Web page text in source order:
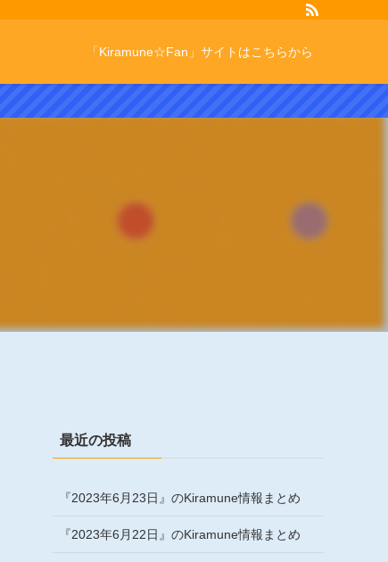
「Kiramune☆Fan」サイトはこちらから
最近の投稿
『2023年6月23日』のKiramune情報まとめ
『2023年6月22日』のKiramune情報まとめ